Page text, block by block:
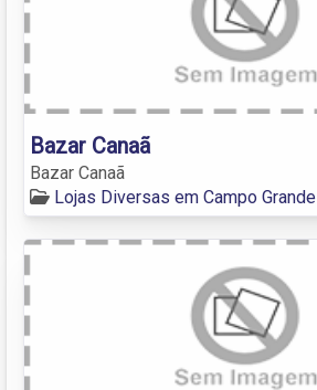
Bazar Canaã
Bazar Canaã
Lojas Diversas em Campo Grande